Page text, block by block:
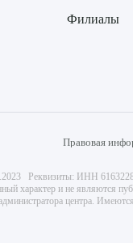
Филиалы
Правовая
Реквизиты: ИНН
характер и не являются
центра.